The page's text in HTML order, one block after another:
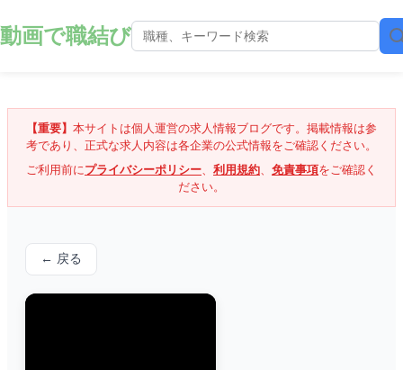
動画で職結び
【重要】 本サイトは個人運営の求人情報ブログです。掲載情報は参
考であり、正式な求人内容は各企業の公式情報をご確認ください。
ご利用前にプライバシーポリシー、 利用規約、 免責事項をご確認く
ださい。
← 戻る